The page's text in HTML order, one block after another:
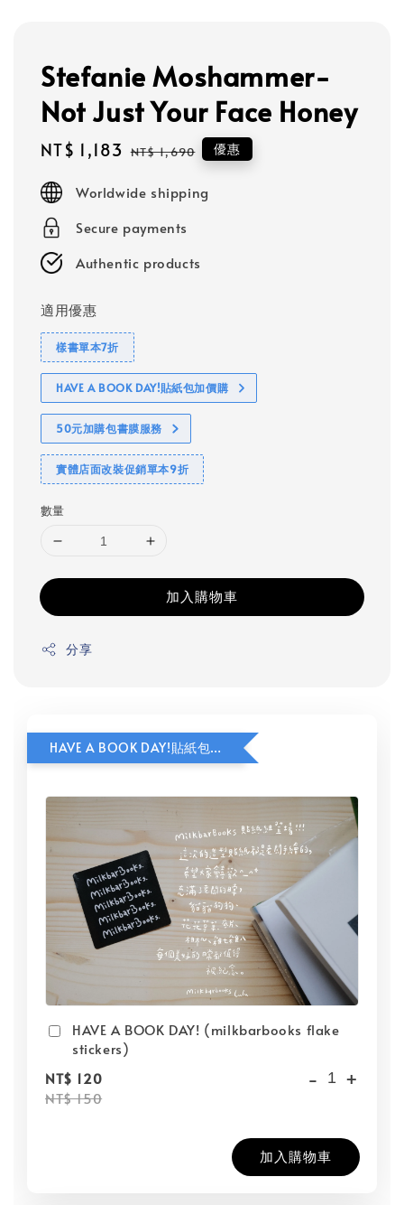
Stefanie Moshammer-
Not Just Your Face Honey
Sale
NT$ 1,183 Regular
NT$ 1,690 優惠
Worldwide shipping
Secure payments
Authentic products
適用優惠
樣書單本7折
HAVE A BOOK DAY!貼紙包加價購
50元加購包書膜服務
實體店面改裝促銷單本9折
數量
加入購物車
分享
HAVE A BOOK DAY!貼紙包加價購
HAVE A BOOK DAY! (milkbarbooks flake
stickers)
NT$ 120
NT$ 150
- +
加入購物車